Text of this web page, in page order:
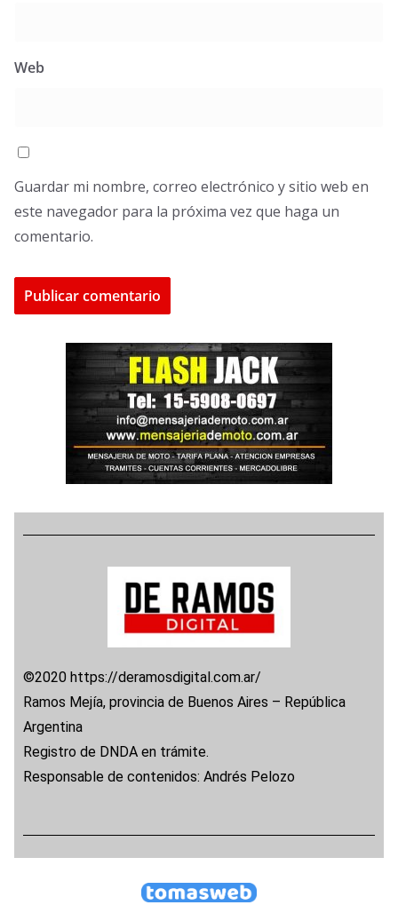
Web
Guardar mi nombre, correo electrónico y sitio web en
este navegador para la próxima vez que haga un
comentario.
©2020 https://deramosdigital.com.ar/
Ramos Mejía, provincia de Buenos Aires – República
Argentina
Registro de DNDA en trámite.
Responsable de contenidos: Andrés Pelozo